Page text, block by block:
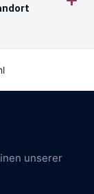
unserer